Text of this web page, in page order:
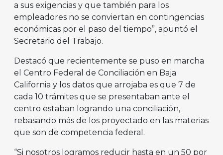
a sus exigencias y que también para los
empleadores no se conviertan en contingencias
económicas por el paso del tiempo”, apuntó el
Secretario del Trabajo.
Destacó que recientemente se puso en marcha
el Centro Federal de Conciliación en Baja
California y los datos que arrojaba es que 7 de
cada 10 trámites que se presentaban ante el
centro estaban logrando una conciliación,
rebasando más de los proyectado en las materias
que son de competencia federal.
“Si nosotros logramos reducir hasta en un 50 por